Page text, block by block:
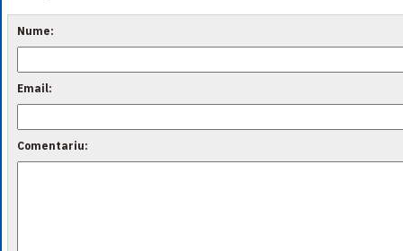
Nume:
Email:
Comentariu: